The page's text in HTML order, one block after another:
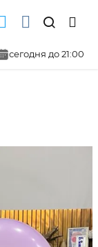
сегодня до 21:00